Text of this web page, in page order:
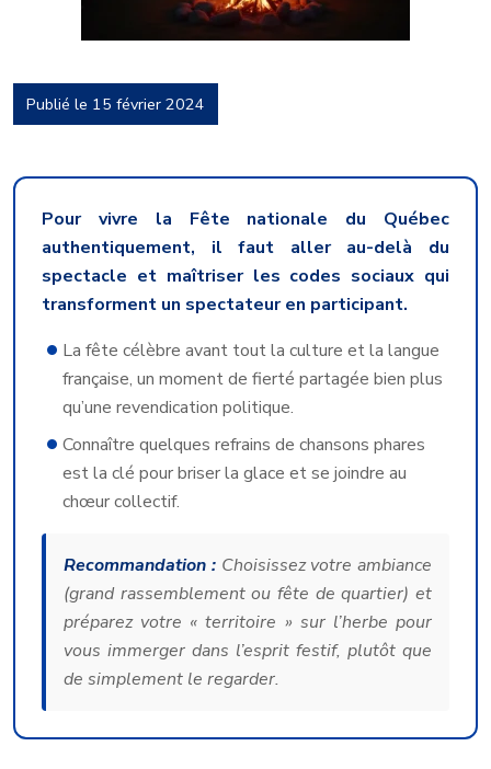
Publié le 15 février 2024
Pour vivre la Fête nationale du Québec
authentiquement, il faut aller au-delà du
spectacle et maîtriser les codes sociaux qui
transforment un spectateur en participant.
La fête célèbre avant tout la culture et la langue
française, un moment de fierté partagée bien plus
qu’une revendication politique.
Connaître quelques refrains de chansons phares
est la clé pour briser la glace et se joindre au
chœur collectif.
Recommandation :Choisissez votre ambiance
(grand rassemblement ou fête de quartier) et
préparez votre « territoire » sur l’herbe pour
vous immerger dans l’esprit festif, plutôt que
de simplement le regarder.